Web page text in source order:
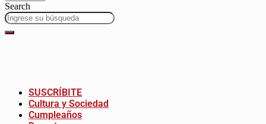
Search
SUSCRÍBITE
Cultura y Sociedad
Cumpleaños